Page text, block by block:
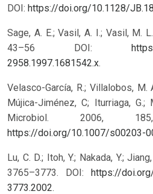
DOI: https://doi.org/10.1128/
Sage, A. E.; Vasil, A. I.; Vasil, M.
43–56 DOI:
2958.1997.1681542.x.
Velasco-García, R.; Villalobos, M.
Mújica-Jiménez, C; Iturriaga, G.;
Microbiol. 2006,
https://doi.org/10.1007/s00203-
Lu, C. D.; Itoh, Y.; Nakada, Y.;
3765–3773. DOI: https://
3773.2002.